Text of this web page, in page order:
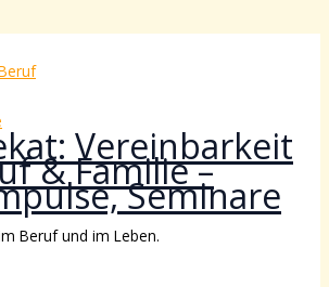
Vereinbarkeit
& Familie –
Seminare
Beruf und im Leben.